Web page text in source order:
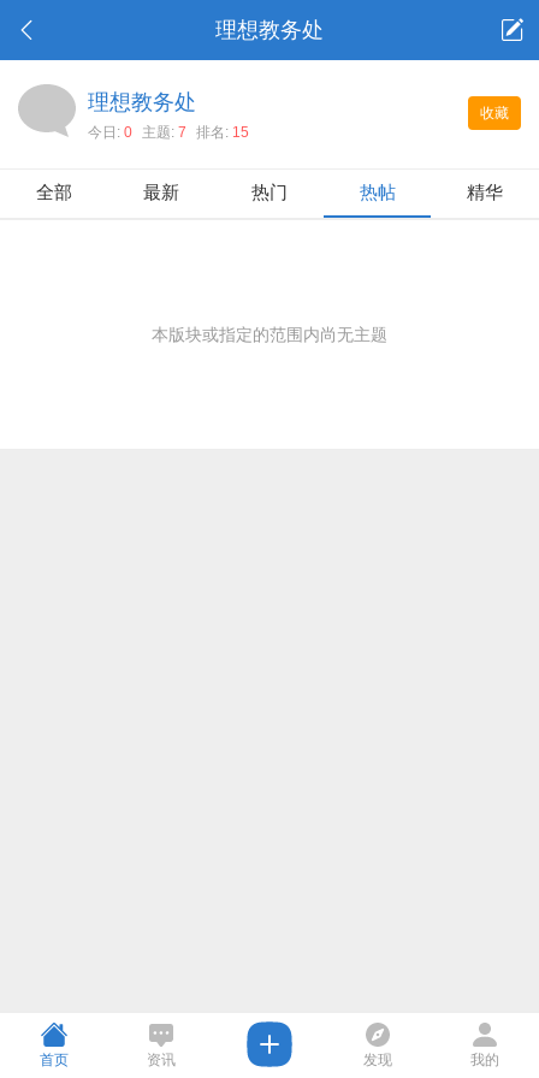
理想教务处
收藏
理想教务处
今日: 0 主题: 7 排名: 15
全部 最新 热门 热帖 精华
本版块或指定的范围内尚无主题
首页 资讯 发现 我的